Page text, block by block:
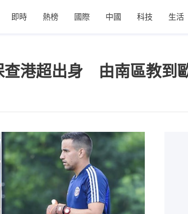
即時 熱榜 國際 中國 科技 生活
查港超出身 由南區教到